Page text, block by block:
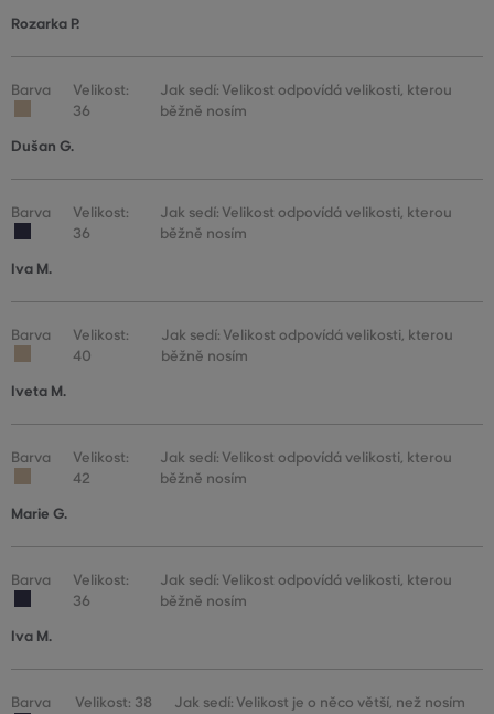
Rozarka P.
Barva
Velikost:
36
Jak sedí: Velikost odpovídá velikosti, kterou
běžně nosím
Dušan G.
Barva
Velikost:
36
Jak sedí: Velikost odpovídá velikosti, kterou
běžně nosím
Iva M.
Barva
Velikost:
40
Jak sedí: Velikost odpovídá velikosti, kterou
běžně nosím
Iveta M.
Barva
Velikost:
42
Jak sedí: Velikost odpovídá velikosti, kterou
běžně nosím
Marie G.
Barva
Velikost:
36
Jak sedí: Velikost odpovídá velikosti, kterou
běžně nosím
Iva M.
Barva Velikost: 38 Jak sedí: Velikost je o něco větší, než nosím